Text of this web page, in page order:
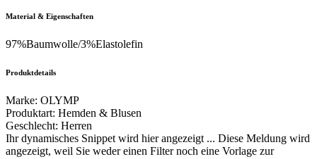
Material & Eigenschaften
97%Baumwolle/3%Elastolefin
Produktdetails
Marke: OLYMP
Produktart: Hemden & Blusen
Geschlecht: Herren
Ihr dynamisches Snippet wird hier angezeigt ... Diese Meldung wird
angezeigt, weil Sie weder einen Filter noch eine Vorlage zur